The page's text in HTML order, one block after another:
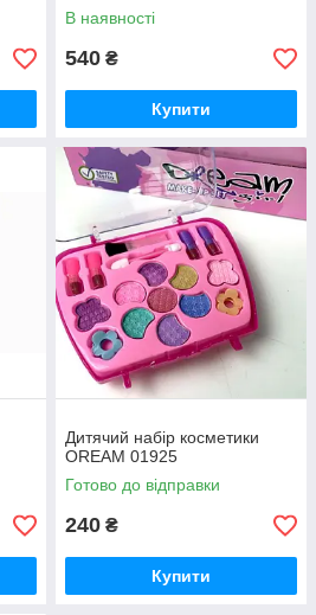
В наявності
540 ₴
Купити
Дитячий набір косметики
OREAM 01925
Готово до відправки
240 ₴
Купити